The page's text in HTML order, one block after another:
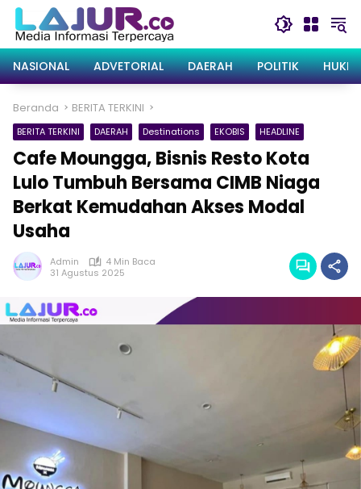
Langsung
konten
NASIONAL
ADVETORIAL DAERAH POLITIK
Beranda BERITA TERKINI
BERITA TERKINI DAERAH Destinations EKOBIS HEADLINE
Cafe Moungga, Bisnis Resto Kota
Lulo Tumbuh Bersama CIMB Niaga
Berkat Kemudahan Akses Modal
Usaha
Admin
4 Min Baca
31 Agustus 2025